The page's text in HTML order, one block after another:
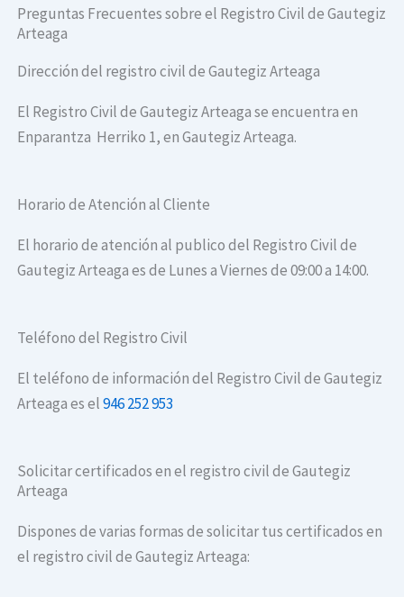
Preguntas Frecuentes sobre el Registro Civil de Gautegiz
Arteaga
Dirección del registro civil de Gautegiz Arteaga
El Registro Civil de Gautegiz Arteaga se encuentra en
Enparantza Herriko 1, en Gautegiz Arteaga.
Horario de Atención al Cliente
El horario de atención al publico del Registro Civil de
Gautegiz Arteaga es de Lunes a Viernes de 09:00 a 14:00.
Teléfono del Registro Civil
El teléfono de información del Registro Civil de Gautegiz
Arteaga es el946 252 953
Solicitar certificados en el registro civil de Gautegiz
Arteaga
Dispones de varias formas de solicitar tus certificados en
el registro civil de Gautegiz Arteaga: